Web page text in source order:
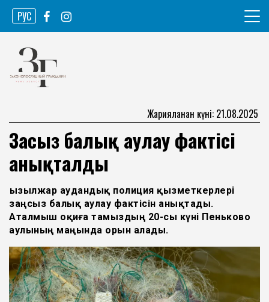
Skip
content
РУС
Законопослушный гражданин
Жарияланған күні: 21.08.2025
Заңсыз балық аулау фактісі
анықталды
Қызылжар аудандық полиция қызметкерлері
заңсыз балық аулау фактісін анықтады.
Аталмыш оқиға тамыздың 20-сы күні Пеньково
аулының маңында орын алады.